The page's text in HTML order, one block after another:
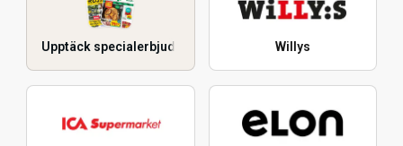
Upptäck specialerbjudanden Willys